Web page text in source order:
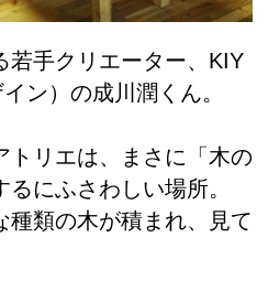
若手クリエーター、KIY
ン）の成川潤くん。
トリエは、まさに「木の
にふさわしい場所。
種類の木が積まれ、見て